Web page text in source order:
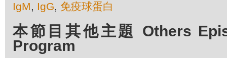
IgM, IgG, 免疫球蛋白
本節目其他主題 Others
Program